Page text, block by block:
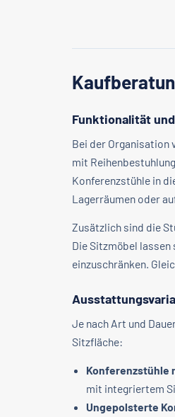
Funktionalität
Bei der Organisation
mit
Konferenzstühle in
Lagerräumen oder
Zusätzlich sind die
Die Sitzmöbel
einzuschränken.
Je nach Art und
Sitzfläche:
Konferenzstühle
mit integriertem
Ungepolsterte